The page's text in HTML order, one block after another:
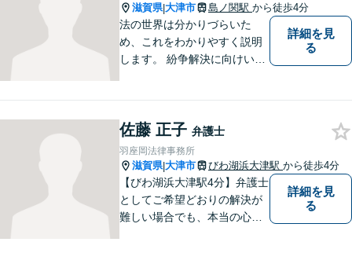
滋賀県|大津市 島ノ関駅 から徒歩4分
法の世界は分かりづらいた
め、これをわかりやすく説明
します。 紛争解決に向けいく
者の希望を最大限尊重しなが
ら、適正な範囲で解決を目指
します。
詳細を見
る
佐藤 正子 弁護士
羽座岡法律事務所
滋賀県|大津市 びわ湖浜大津駅 から徒歩4分
【びわ湖浜大津駅4分】弁護士
としてご希望どおりの解決が
難しい場合でも、本当の心の
詳細を見
る